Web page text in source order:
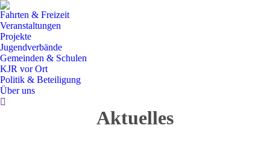
Fahrten & Freizeit
Veranstaltungen
Projekte
Jugendverbände
Gemeinden & Schulen
KJR vor Ort
Politik & Beteiligung
Über uns
Search:
Aktuelles